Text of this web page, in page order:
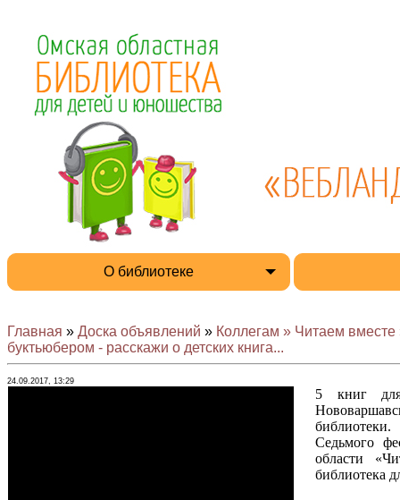
О библиотеке
Главная » Доска объявлений » Коллегам » Читаем
буктьюбером - расскажи о детских книга...
24.09.2017, 13:29
5 книг для
Седьмого
области
библиотека